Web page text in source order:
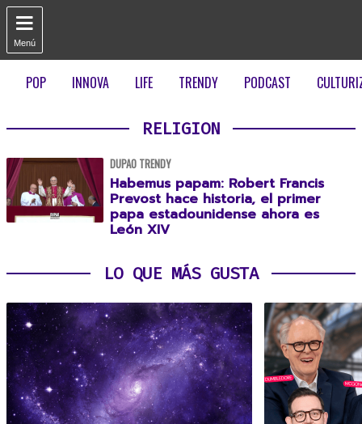

Menú
POP INNOVA LIFE TRENDY PODCAST
RELIGION
DUPAO TRENDY
Habemus papam: Robert Francis
Prevost hace historia, el primer
papa estadounidense ahora es
León XIV
LO QUE MÁS GUSTA